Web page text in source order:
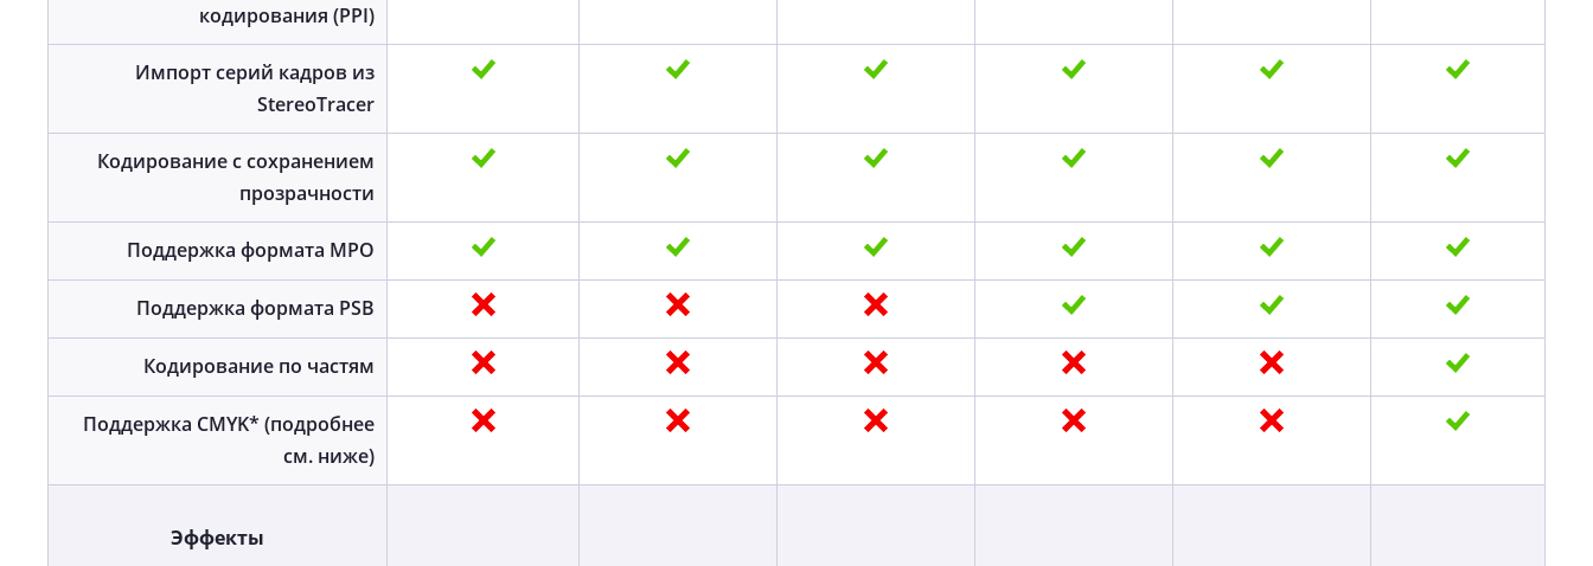
кодирования (PPI)
Импорт серий кадров из
StereoTracer
Кодирование с сохранением
прозрачности
Поддержка формата MPO
Поддержка формата PSB
Кодирование по частям
Поддержка CMYK* (подробнее
см. ниже)
Эффекты